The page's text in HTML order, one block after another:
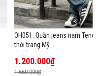
OH051: Quần jeans nam
thời trang Mỹ
1.200.000₫
1.660.000₫